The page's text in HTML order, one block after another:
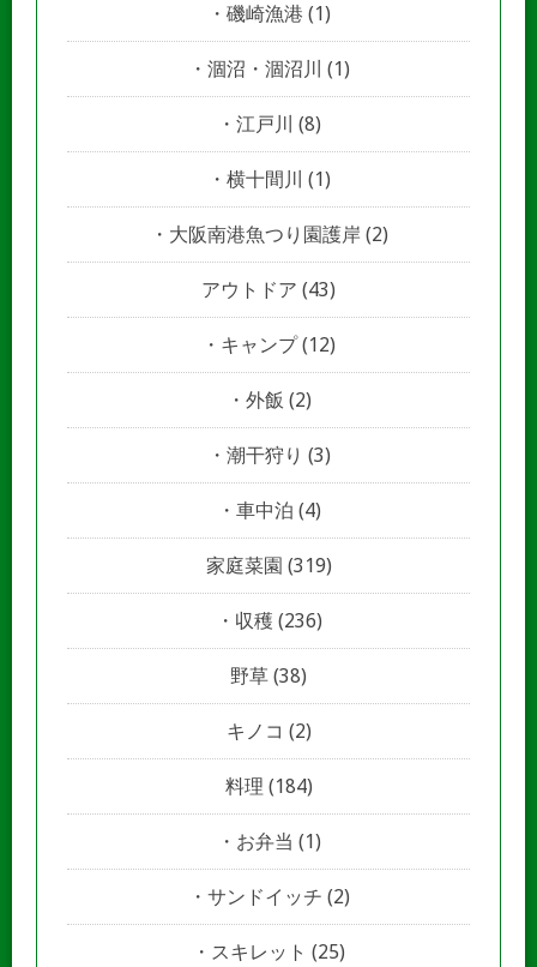
磯崎漁港 (1)
涸沼・涸沼川 (1)
江戸川 (8)
横十間川 (1)
大阪南港魚つり園護岸 (2)
アウトドア (43)
キャンプ(12)
外飯 (2)
潮干狩り (3)
車中泊 (4)
家庭菜園 (319)
収穫 (236)
野草 (38)
キノコ (2)
料理 (184)
お弁当 (1)
サンドイッチ (2)
スキレット (25)